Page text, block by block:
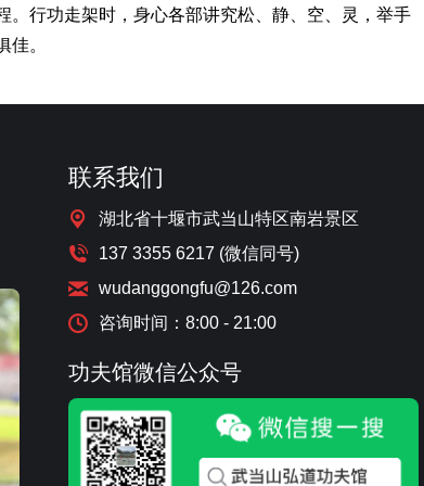
行功走架时，身心各部讲究松、静、空、灵，举手
。
联系我们
湖北省十堰市武当山特区南岩景区
137 3355 6217 (微信同号)
wudanggongfu@126.com
咨询时间：8:00 - 21:00
功夫馆微信公众号